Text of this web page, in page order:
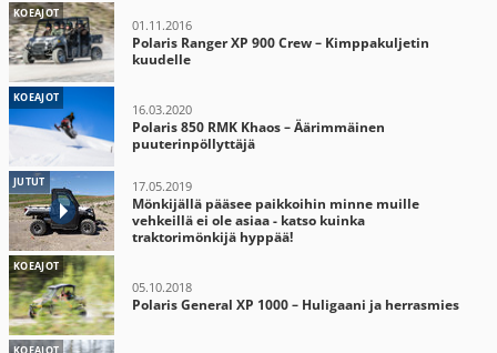
KOEAJOT
01.11.2016
Polaris Ranger XP 900 Crew – Kimppakuljetin
kuudelle
KOEAJOT
16.03.2020
Polaris 850 RMK Khaos – Äärimmäinen
puuterinpöllyttäjä
JUTUT 17.05.2019
Mönkijällä pääsee paikkoihin minne muille
vehkeillä ei ole asiaa - katso kuinka
traktorimönkijä hyppää!
KOEAJOT
05.10.2018
Polaris General XP 1000 – Huligaani ja herrasmies